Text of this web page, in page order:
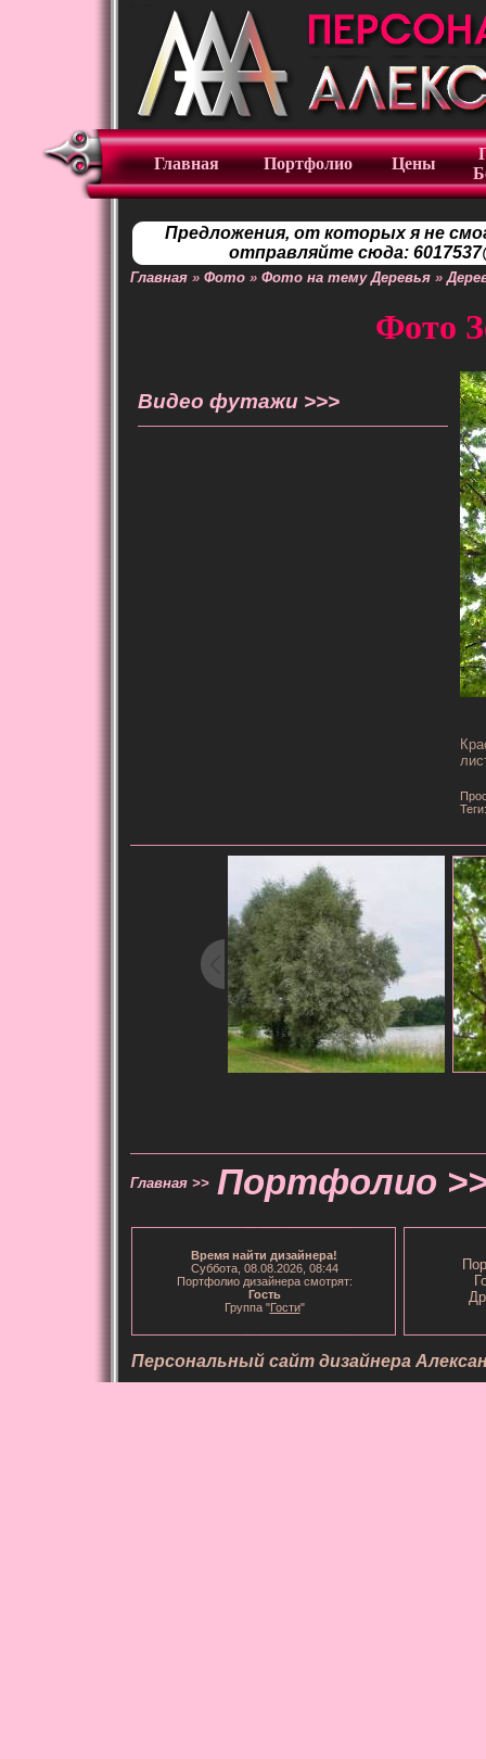
Главная Портфолио Цены
Предложения, от которых я не
отправляйте сюда:
Главная » Фото » Фото на тему Деревья »
Фото
Видео футажи >>>
Главная >> Портфолио
Время найти дизайнера!
Суббота, 08.08.2026, 08:44
Портфолио дизайнера смотрят:
Гость
Группа "Гости"
Персональный сайт дизайнера